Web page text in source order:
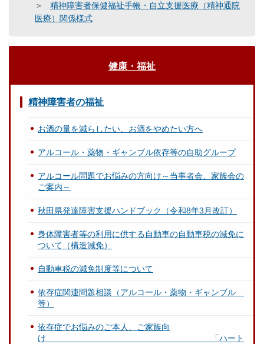
精神障害者保健福祉手帳・自立支援医療（精神通院
医療）関係様式
健康・福祉
精神障害者の福祉
お酒の量を減らしたい、お酒をやめたい方へ
アルコール・薬物・ギャンブル依存等の自助グループ
アルコール問題でお悩みの方向け～当事者会、家族会の
ご案内～
秋田県発達障害支援ハンドブック（令和8年3月改訂）
身体障害者等の利用に供する自動車の自動車税の減免に
ついて（構造減免）
自動車税の減免制度等について
依存症関連問題相談（アルコール・薬物・ギャンブル
等）
依存症でお悩みのご本人、ご家族向
け 「ハート